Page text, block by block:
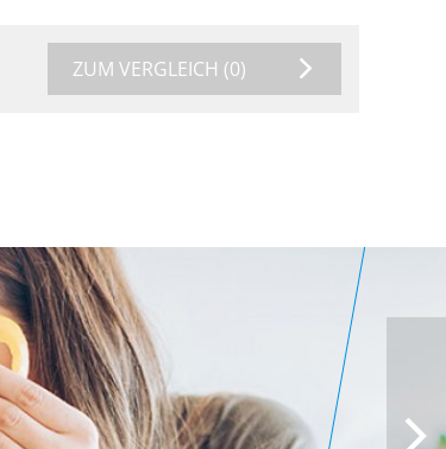
ZUM VERGLEICH (0)